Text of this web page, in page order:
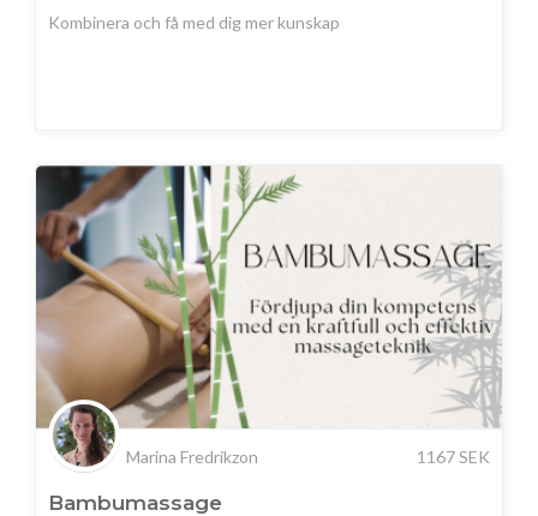
Kombinera och få med dig mer kunskap
Marina Fredrikzon 1167SEK
Bambumassage